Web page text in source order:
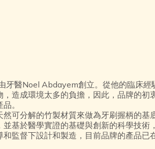
牙醫Noel Abdayem創立。從他的臨床
，造成環境太多的負擔，因此，品牌的
。
然可分解的竹製材質來做為牙刷握柄的
並基於醫學實證的基礎與創新的科學技
和監督下設計和製造，目前品牌的產品